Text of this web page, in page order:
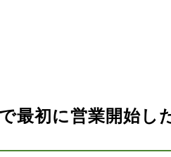
最初に営業開始し